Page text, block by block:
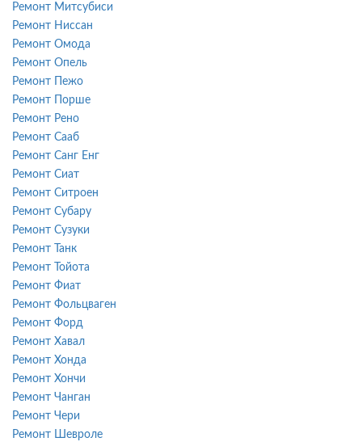
Ремонт Митсубиси
Ремонт Ниссан
Ремонт Омода
Ремонт Опель
Ремонт Пежо
Ремонт Порше
Ремонт Рено
Ремонт Сааб
Ремонт Санг Енг
Ремонт Сиат
Ремонт Ситроен
Ремонт Субару
Ремонт Сузуки
Ремонт Танк
Ремонт Тойота
Ремонт Фиат
Ремонт Фольцваген
Ремонт Форд
Ремонт Хавал
Ремонт Хонда
Ремонт Хончи
Ремонт Чанган
Ремонт Чери
Ремонт Шевроле